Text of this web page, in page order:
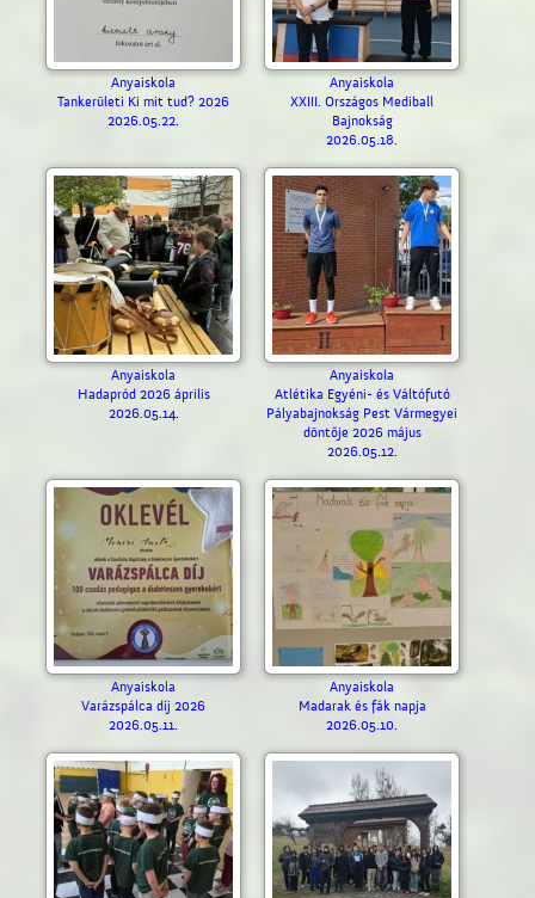
Anyaiskola
Tankerületi Ki mit tud? 2026
2026.05.22.
Anyaiskola
XXIII. Országos Mediball
Bajnokság
2026.05.18.
Anyaiskola
Hadapród 2026 április
2026.05.14.
Anyaiskola
Atlétika Egyéni- és Váltófutó
Pályabajnokság Pest Vármegyei
döntője 2026 május
2026.05.12.
Anyaiskola
Varázspálca díj 2026
2026.05.11.
Anyaiskola
Madarak és fák napja
2026.05.10.